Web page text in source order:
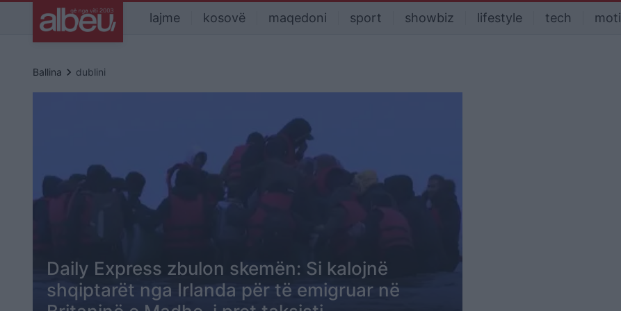
lajme kosovë maqedoni sport showbiz lifestyle tech moti
Ballina keyboard_arrow_right dublini
Daily Express zbulon skemën: Si kalojnë
shqiptarët nga Irlanda për të emigruar në